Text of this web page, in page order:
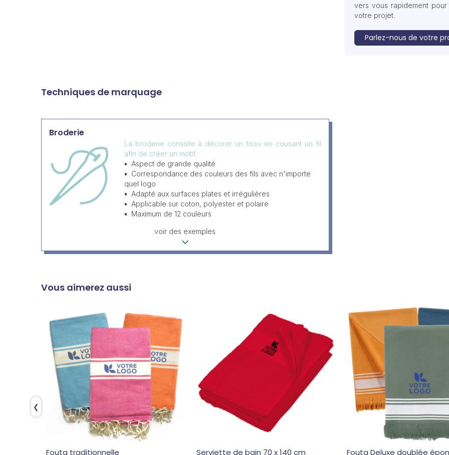
vers vous rapidement
votre projet.
Parlez-nous de votre
Techniques de marquage
Broderie
La broderie consiste à décorer un tissu en cousant un fil
afin de créer un motif.
Aspect de grande qualité
Correspondance des couleurs des fils avec n'importe
quel logo
Adapté aux surfaces plates et irrégulières
Applicable sur coton, polyester et polaire
Maximum de 12 couleurs
voir des exemples
Vous aimerez aussi
Fouta traditionnelle Serviette de bain 70 x 140 cm Fouta Deluxe doublée
❮